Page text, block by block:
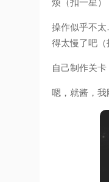
烦（扣一星）
操作似乎不
得太慢了吧（
自己制作关
嗯，就酱，